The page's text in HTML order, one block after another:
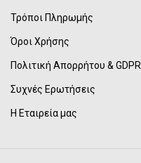
Τρόποι Πληρωμής
Όροι Χρήσης
Πολιτική Απορρήτου & GDPR
Συχνές Ερωτήσεις
Η Εταιρεία μας